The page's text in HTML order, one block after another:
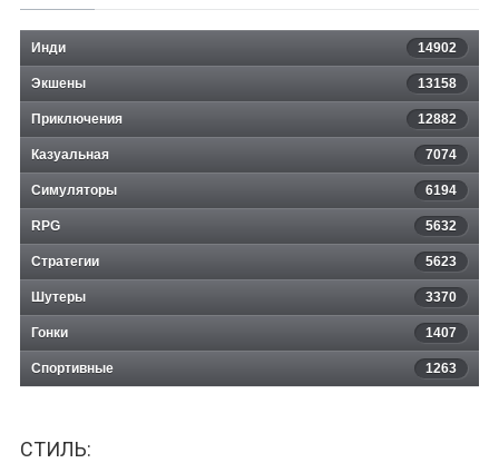
Инди 14902
Экшены 13158
Приключения 12882
Казуальная 7074
Симуляторы 6194
RPG 5632
Стратегии 5623
Шутеры 3370
Гонки 1407
Спортивные 1263
СТИЛЬ: